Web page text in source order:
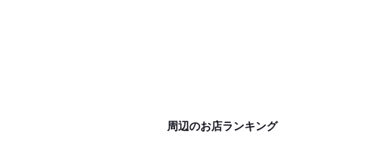
周辺のお店ランキング